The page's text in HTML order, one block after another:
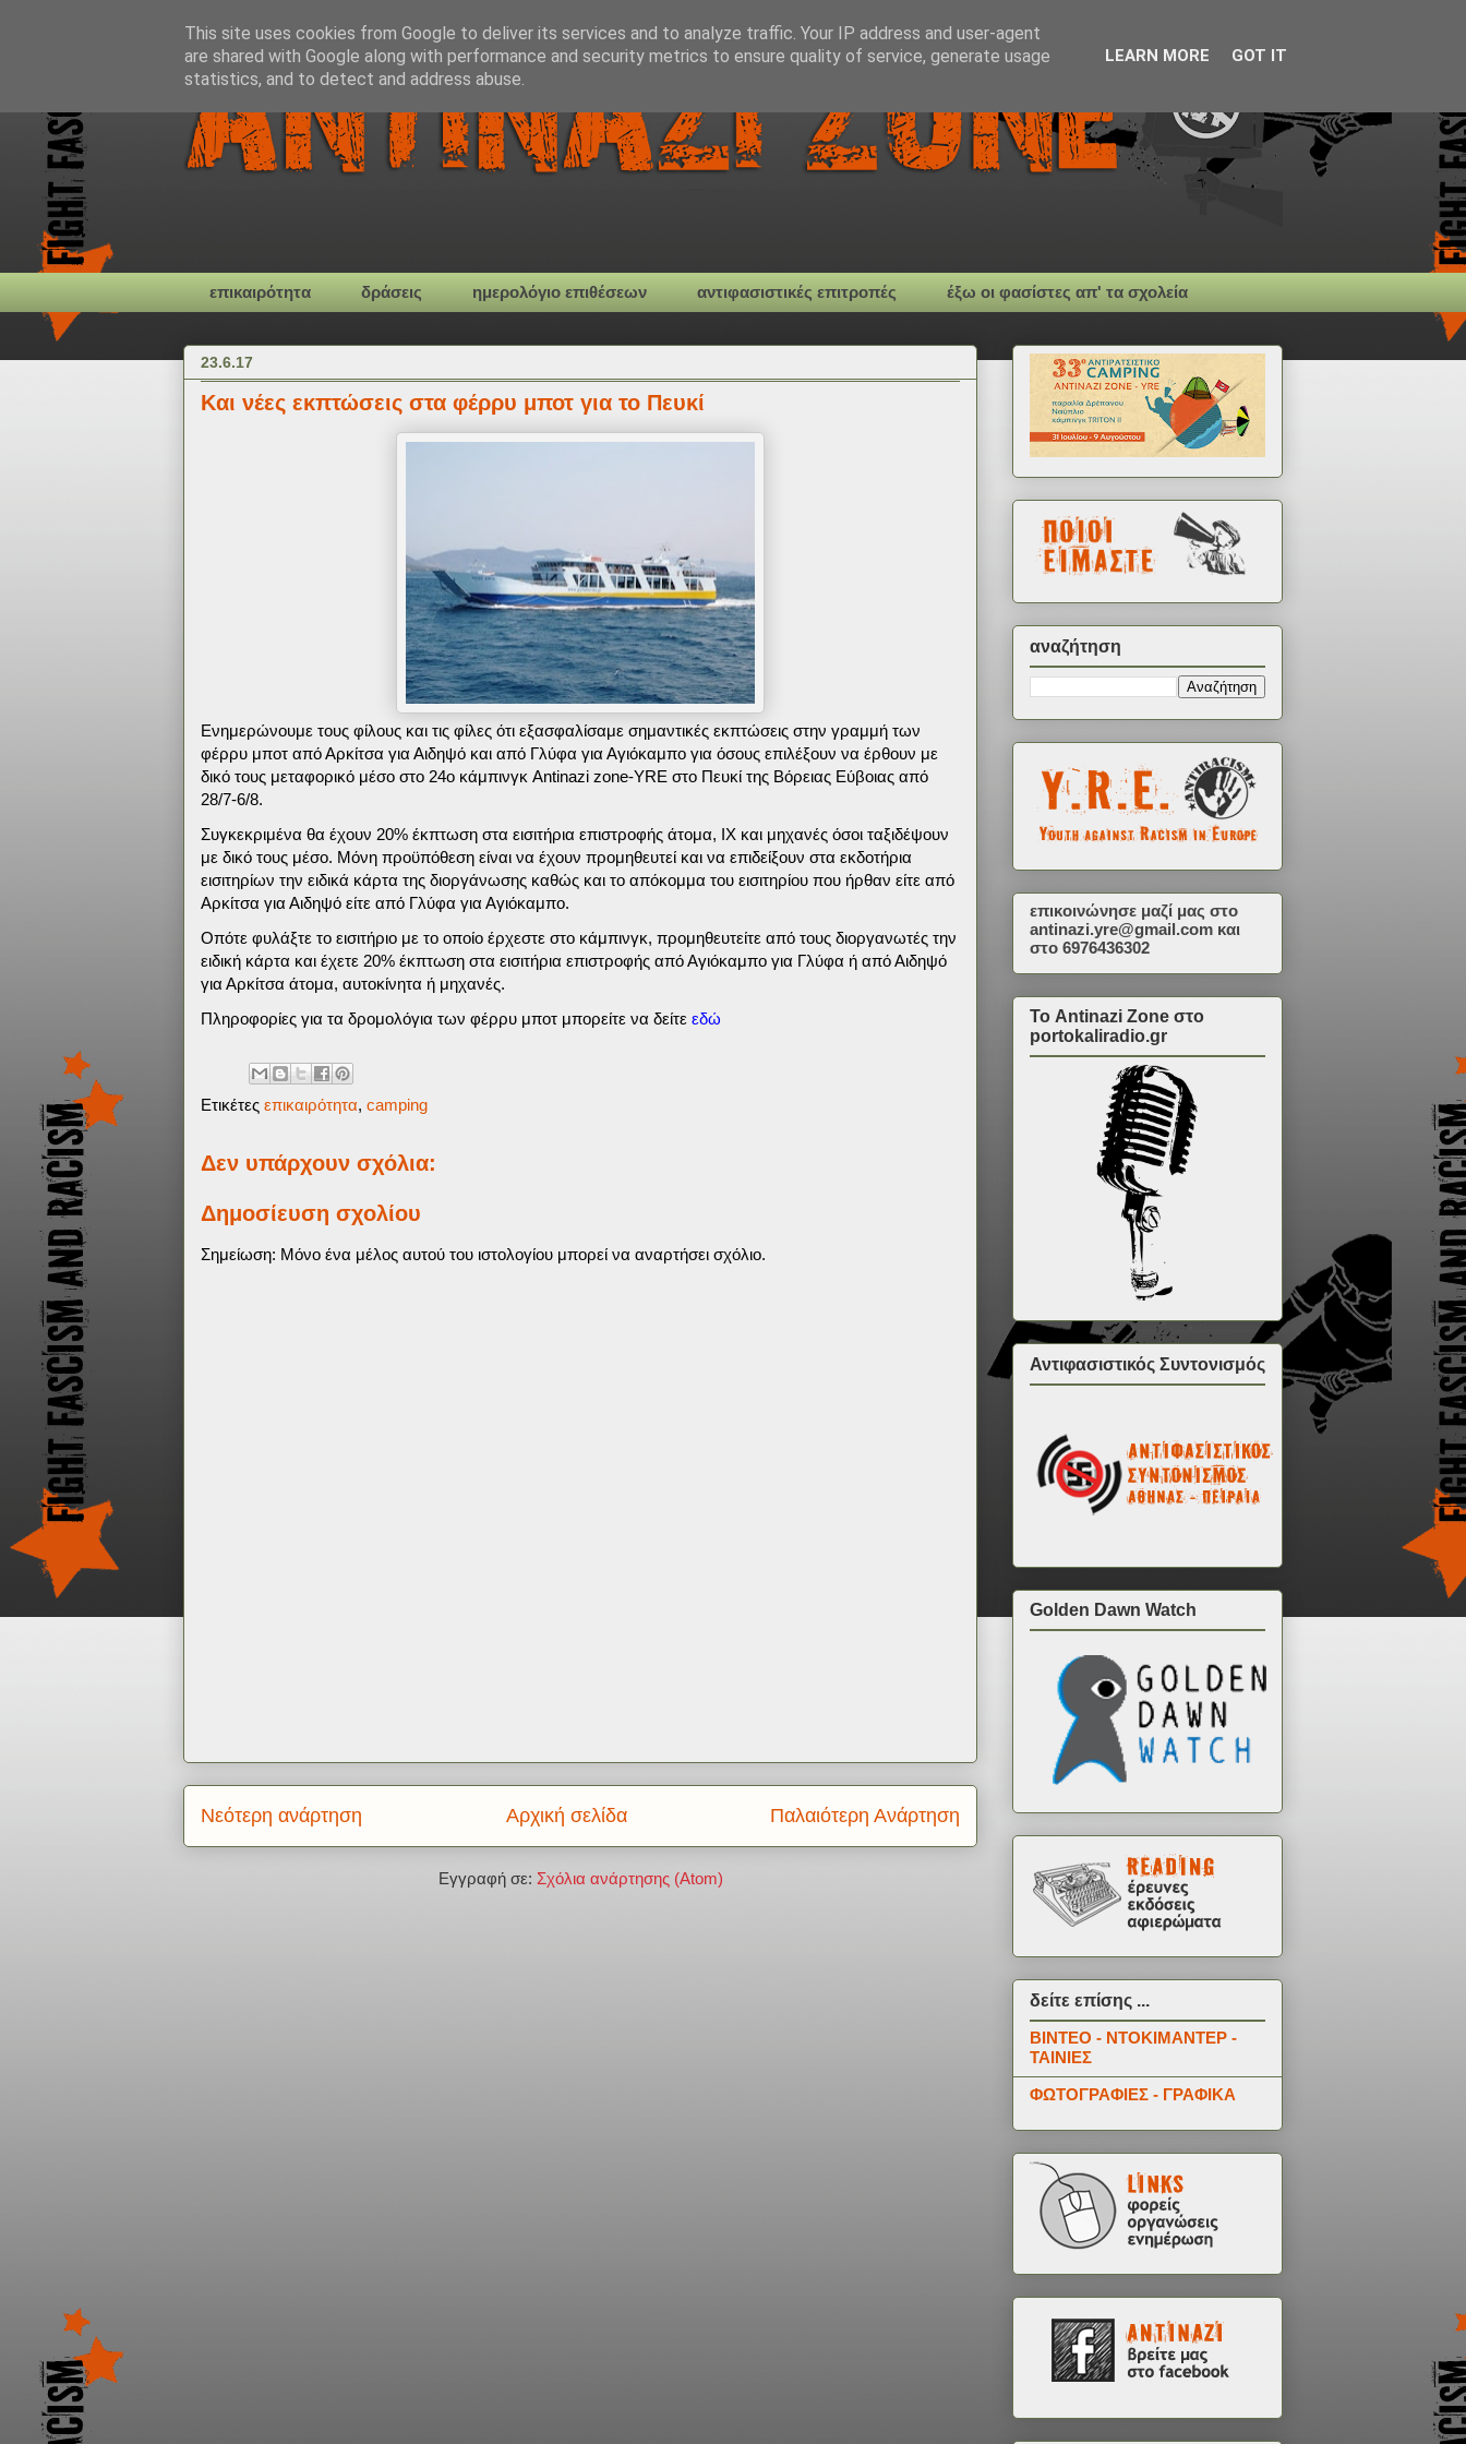
επικαιρότητα δράσεις ημερολόγιο επιθέσεων αντιφασιστικές επιτροπές έξω οι φασίστες απ' τα σχολεία
23.6.17
Και νέες εκπτώσεις στα φέρρυ μποτ για το Πευκί
Ενημερώνουμε τους φίλους και τις φίλες ότι εξασφαλίσαμε σημαντικές εκπτώσεις στην γραμμή των
φέρρυ μποτ από Αρκίτσα για Αιδηψό και από Γλύφα για Αγιόκαμπο για όσους επιλέξουν να έρθουν με
δικό τους μεταφορικό μέσο στο 24ο κάμπινγκ Antinazi zone-YRE στο Πευκί της Βόρειας Εύβοιας από
28/7-6/8.
Συγκεκριμένα θα έχουν 20% έκπτωση στα εισιτήρια επιστροφής άτομα, ΙΧ και μηχανές όσοι ταξιδέψουν
με δικό τους μέσο. Μόνη προϋπόθεση είναι να έχουν προμηθευτεί και να επιδείξουν στα εκδοτήρια
εισιτηρίων την ειδικά κάρτα της διοργάνωσης καθώς και το απόκομμα του εισιτηρίου που ήρθαν είτε από
Αρκίτσα για Αιδηψό είτε από Γλύφα για Αγιόκαμπο.
Οπότε φυλάξτε το εισιτήριο με το οποίο έρχεστε στο κάμπινγκ, προμηθευτείτε από τους διοργανωτές την
ειδική κάρτα και έχετε 20% έκπτωση στα εισιτήρια επιστροφής από Αγιόκαμπο για Γλύφα ή από Αιδηψό
για Αρκίτσα άτομα, αυτοκίνητα ή μηχανές.
Πληροφορίες για τα δρομολόγια των φέρρυ μποτ μπορείτε να δείτε εδώ
Ετικέτες επικαιρότητα, camping
Δεν υπάρχουν σχόλια:
Δημοσίευση σχολίου
Σημείωση: Μόνο ένα μέλος αυτού του ιστολογίου μπορεί να αναρτήσει σχόλιο.
Νεότερη ανάρτηση Παλαιότερη Ανάρτηση
Αρχική σελίδα
Εγγραφή σε: Σχόλια ανάρτησης (Atom)
αναζήτηση
επικοινώνησε μαζί μας στο
antinazi.yre@gmail.com και
στο 6976436302
Το Antinazi Zone στο
portokaliradio.gr
Αντιφασιστικός Συντονισμός
Golden Dawn Watch
δείτε επίσης ...
ΒΙΝΤΕΟ - ΝΤΟΚΙΜΑΝΤΕΡ -
ΤΑΙΝΙΕΣ
ΦΩΤΟΓΡΑΦΙΕΣ - ΓΡΑΦΙΚΑ
This site uses cookies from Google to deliver its services and to analyze traffic. Your IP address and user-agent
are shared with Google along with performance and security metrics to ensure quality of service, generate usage
statistics, and to detect and address abuse.
LEARN MORE GOT IT